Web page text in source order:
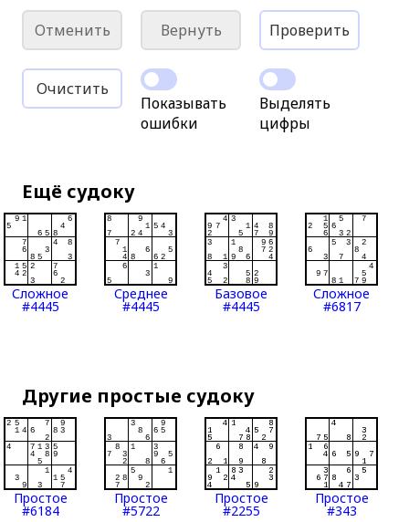
Отменить Вернуть Проверить
Очистить
Показывать
ошибки
Выделять
цифры
Ещё судоку
Сложное
#4445
Среднее
#4445
Базовое
#4445
Сложное
#6817
Другие простые судоку
Простое
#6184
Простое
#5722
Простое
#2255
Простое
#343